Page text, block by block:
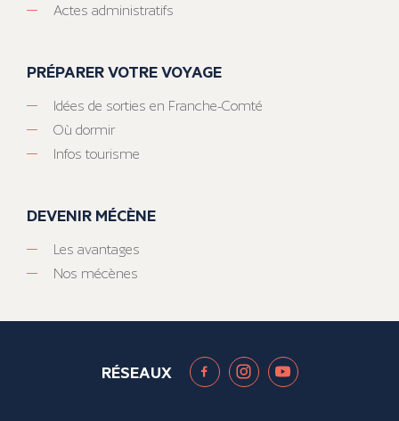
Actes administratifs
PRÉPARER VOTRE VOYAGE
Idées de sorties en Franche-Comté
Où dormir
Infos tourisme
DEVENIR MÉCÈNE
Les avantages
Nos mécènes
RÉSEAUX